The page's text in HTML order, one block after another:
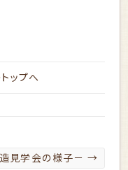
ップへ
見学会の様子－→